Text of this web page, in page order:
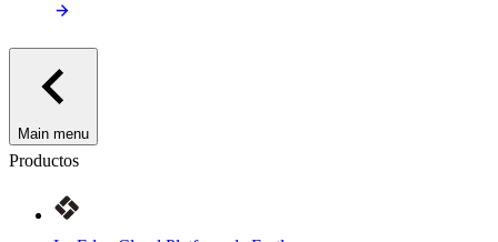
Main menu
Productos